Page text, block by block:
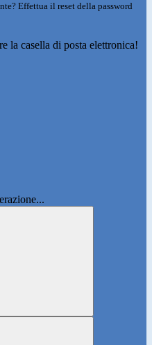
Effettua il reset della password
la casella di posta elettronica!